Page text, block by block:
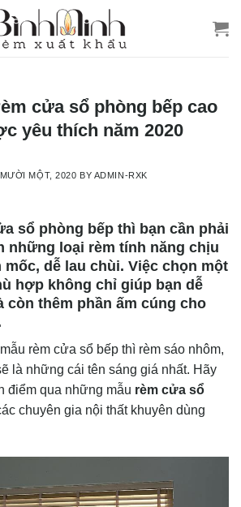
cửa sổ phòng bếp cao
yêu thích năm 2020
MỘT, 2020 BY ADMIN-RXK
sổ phòng bếp thì bạn cần phải
những loại rèm tính năng chịu
mốc, dễ lau chùi. Việc chọn một
hợp không chỉ giúp bạn dễ
còn thêm phần ấm cúng cho
rèm cửa sổ bếp thì rèm sáo nhôm,
là những cái tên sáng giá nhất. Hãy
điểm qua những mẫu rèm cửa sổ
chuyên gia nội thất khuyên dùng